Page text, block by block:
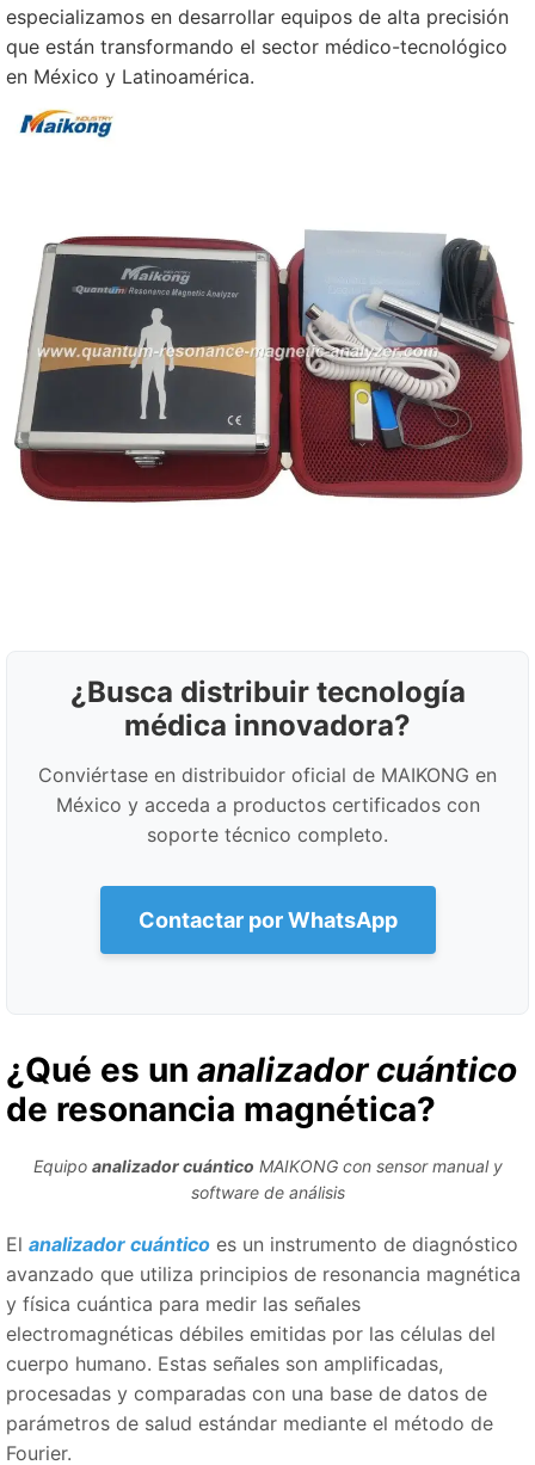
especializamos en desarrollar equipos de alta precisión
que están transformando el sector médico-tecnológico
en México y Latinoamérica.
¿Busca distribuir tecnología
médica innovadora?
Conviértase en distribuidor oficial de MAIKONG en
México y acceda a productos certificados con
soporte técnico completo.
Contactar por WhatsApp
¿Qué es un analizador cuántico
de resonancia magnética?
Equipo analizador cuántico MAIKONG con sensor manual y
software de análisis
El analizador cuántico es un instrumento de diagnóstico
avanzado que utiliza principios de resonancia magnética
y física cuántica para medir las señales
electromagnéticas débiles emitidas por las células del
cuerpo humano. Estas señales son amplificadas,
procesadas y comparadas con una base de datos de
parámetros de salud estándar mediante el método de
Fourier.